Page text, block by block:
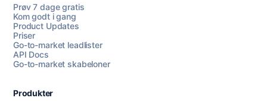
Prøv 7 dage gratis
Kom godt i gang
Product Updates
Priser
Go-to-market leadlister
API Docs
Go-to-market skabeloner
Produkter